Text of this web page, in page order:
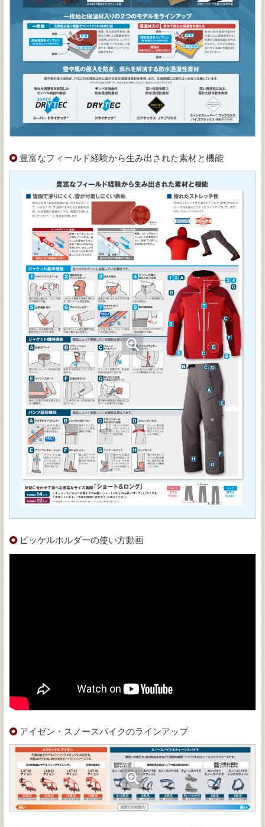
豊富なフィールド経験から生み出された素材と機能
ピッケルホルダーの使い方動画
アイゼン・スノースパイクのラインアップ